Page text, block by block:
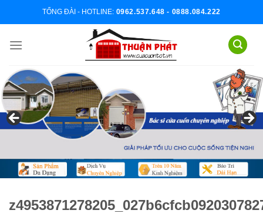
TỔNG ĐÀI - HOTLINE: 0962.537.648 - 0888.084.222